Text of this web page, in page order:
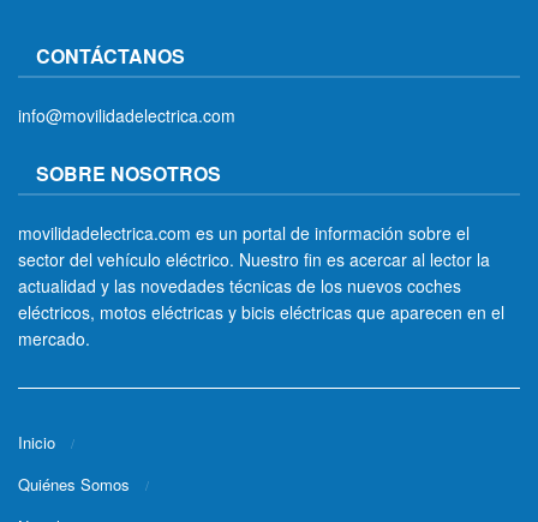
CONTÁCTANOS
info@movilidadelectrica.com
SOBRE NOSOTROS
movilidadelectrica.com es un portal de información sobre el
sector del vehículo eléctrico. Nuestro fin es acercar al lector la
actualidad y las novedades técnicas de los nuevos coches
eléctricos, motos eléctricas y bicis eléctricas que aparecen en el
mercado.
Inicio
Quiénes Somos